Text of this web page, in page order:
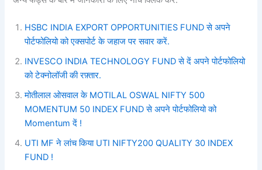
HSBC INDIA EXPORT OPPORTUNITIES FUND से अपने
पोर्टफोलियो को एक्सपोर्ट के जहाज पर सवार करें.
INVESCO INDIA TECHNOLOGY FUND से दें अपने पोर्टफोलियो
को टेक्नोलॉजी की रफ़्तार.
मोतीलाल ओसवाल के MOTILAL OSWAL NIFTY 500
MOMENTUM 50 INDEX FUND से अपने पोर्टफोलियो को
Momentum दें !
UTI MF ने लांच किया UTI NIFTY200 QUALITY 30 INDEX
FUND !